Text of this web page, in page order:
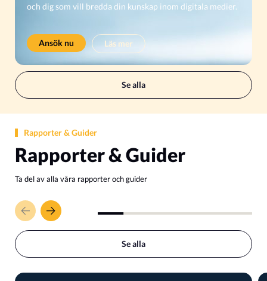
och dig som vill bredda din kunskap inom digitala medier.
Ansök nu Läs mer
Se alla
Rapporter & Guider​
Rapporter & Guider​
Ta del av alla våra rapporter och guider
Se alla